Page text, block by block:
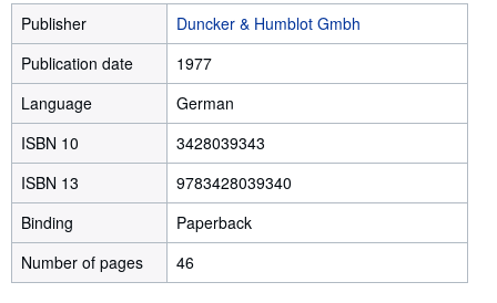
Publisher
Duncker & Humblot Gmbh
Publication date
1977
Language
German
ISBN 10
3428039343
ISBN 13
9783428039340
Binding
Paperback
Number of pages
46